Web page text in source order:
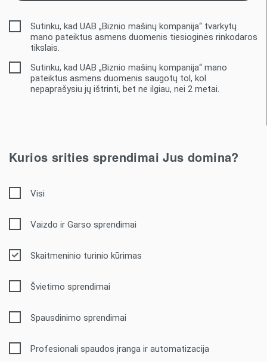
Sutinku, kad UAB „Biznio mašinų kompanija“ tvarkytų
mano pateiktus asmens duomenis tiesioginės rinkodaros
tikslais.
Sutinku, kad UAB „Biznio mašinų kompanija“ mano
pateiktus asmens duomenis saugotų tol, kol
nepaprašysiu jų ištrinti, bet ne ilgiau, nei 2 metai.
Kurios srities sprendimai Jus domina?
Visi
Vaizdo ir Garso sprendimai
Skaitmeninio turinio kūrimas
Švietimo sprendimai
Spausdinimo sprendimai
Profesionali spaudos įranga ir automatizacija